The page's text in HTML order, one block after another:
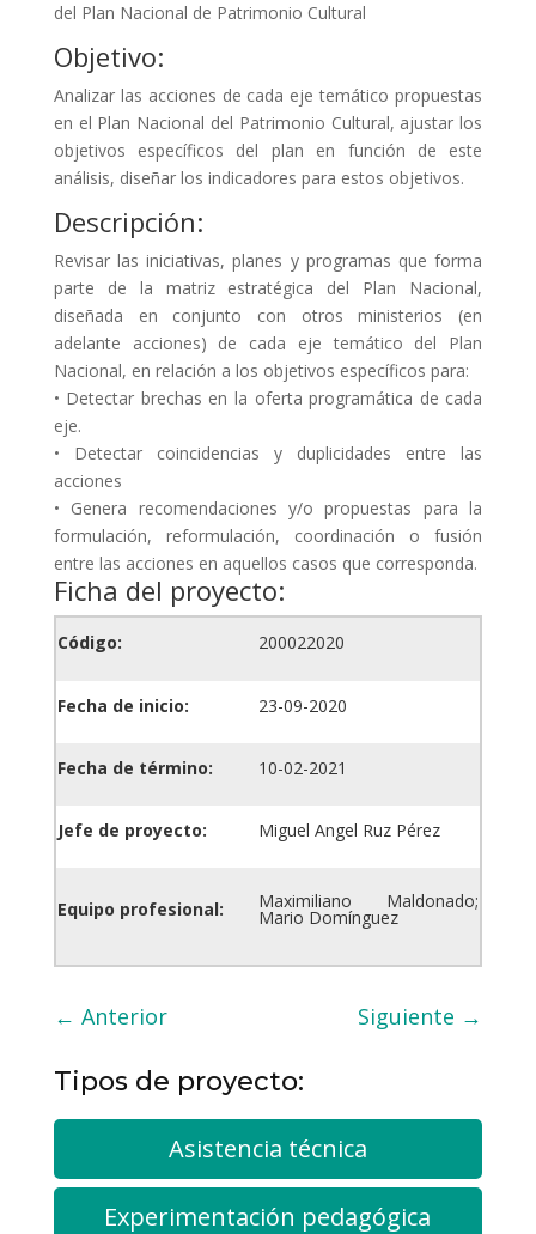
del Plan Nacional de Patrimonio Cultural
Objetivo:
Analizar las acciones de cada eje temático propuestas
en el Plan Nacional del Patrimonio Cultural, ajustar los
objetivos específicos del plan en función de este
análisis, diseñar los indicadores para estos objetivos.
Descripción:
Revisar las iniciativas, planes y programas que forma
parte de la matriz estratégica del Plan Nacional,
diseñada en conjunto con otros ministerios (en
adelante acciones) de cada eje temático del Plan
Nacional, en relación a los objetivos específicos para:
• Detectar brechas en la oferta programática de cada
eje.
• Detectar coincidencias y duplicidades entre las
acciones
• Genera recomendaciones y/o propuestas para la
formulación, reformulación, coordinación o fusión
entre las acciones en aquellos casos que corresponda.
Ficha del proyecto:
Código: 200022020
Fecha de inicio: 23-09-2020
Fecha de término: 10-02-2021
Jefe de proyecto: Miguel Angel Ruz Pérez
Equipo profesional: Maximiliano Maldonado;
Mario Domínguez
← Anterior Siguiente →
Tipos de proyecto:
Asistencia técnica
Experimentación pedagógica